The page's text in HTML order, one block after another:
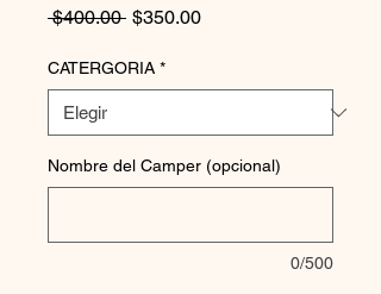
$400.00 Precio
$350.00Precio
CATERGORIA *
Nombre del Camper (opcional)
0/500